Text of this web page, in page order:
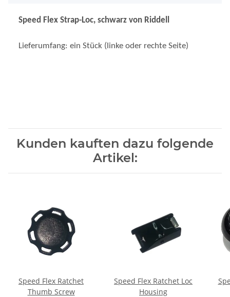
Speed Flex Strap-Loc, schwarz von Riddell
Lieferumfang: ein Stück (linke oder rechte Seite)
Kunden kauften dazu folgende
Artikel:
Speed Flex Ratchet
Thumb Screw
Speed Flex Ratchet Loc
Housing